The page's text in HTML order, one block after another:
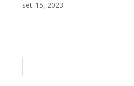
set. 15, 2023